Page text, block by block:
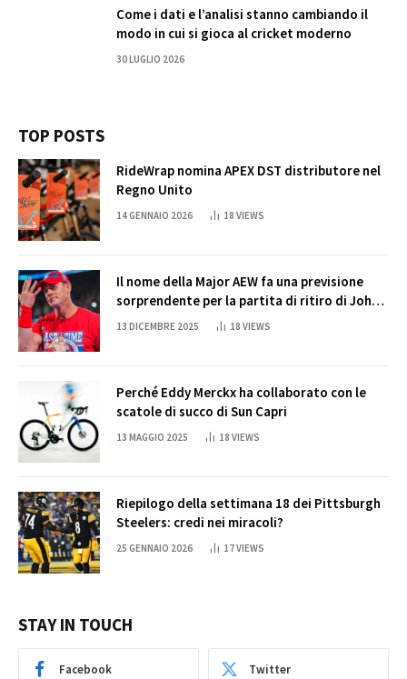
Come i dati e l’analisi stanno cambiando il
modo in cui si gioca al cricket moderno
30 LUGLIO 2026
TOP POSTS
RideWrap nomina APEX DST distributore nel
Regno Unito
14 GENNAIO 2026 18 VIEWS
Il nome della Major AEW fa una previsione
sorprendente per la partita di ritiro di John
Cena
13 DICEMBRE 2025 18 VIEWS
Perché Eddy Merckx ha collaborato con le
scatole di succo di Sun Capri
13 MAGGIO 2025 18 VIEWS
Riepilogo della settimana 18 dei Pittsburgh
Steelers: credi nei miracoli?
25 GENNAIO 2026 17VIEWS
STAY IN TOUCH
Facebook Twitter